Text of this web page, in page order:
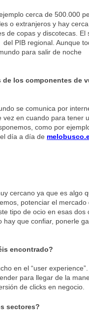
cerca de 500.000
o extranjeros y hay
de copas y discotecas.
PIB regional. Aunque
para salir de noche
los componentes de
se comunica por
en cuando para tener
como por
día a día de
cercano ya que es algo
potenciar el
tipo de ocio en esas
hay que confiar, ponerle
encontrado?
en el “user
para llegar de la
de clicks en negocio.
sectores?